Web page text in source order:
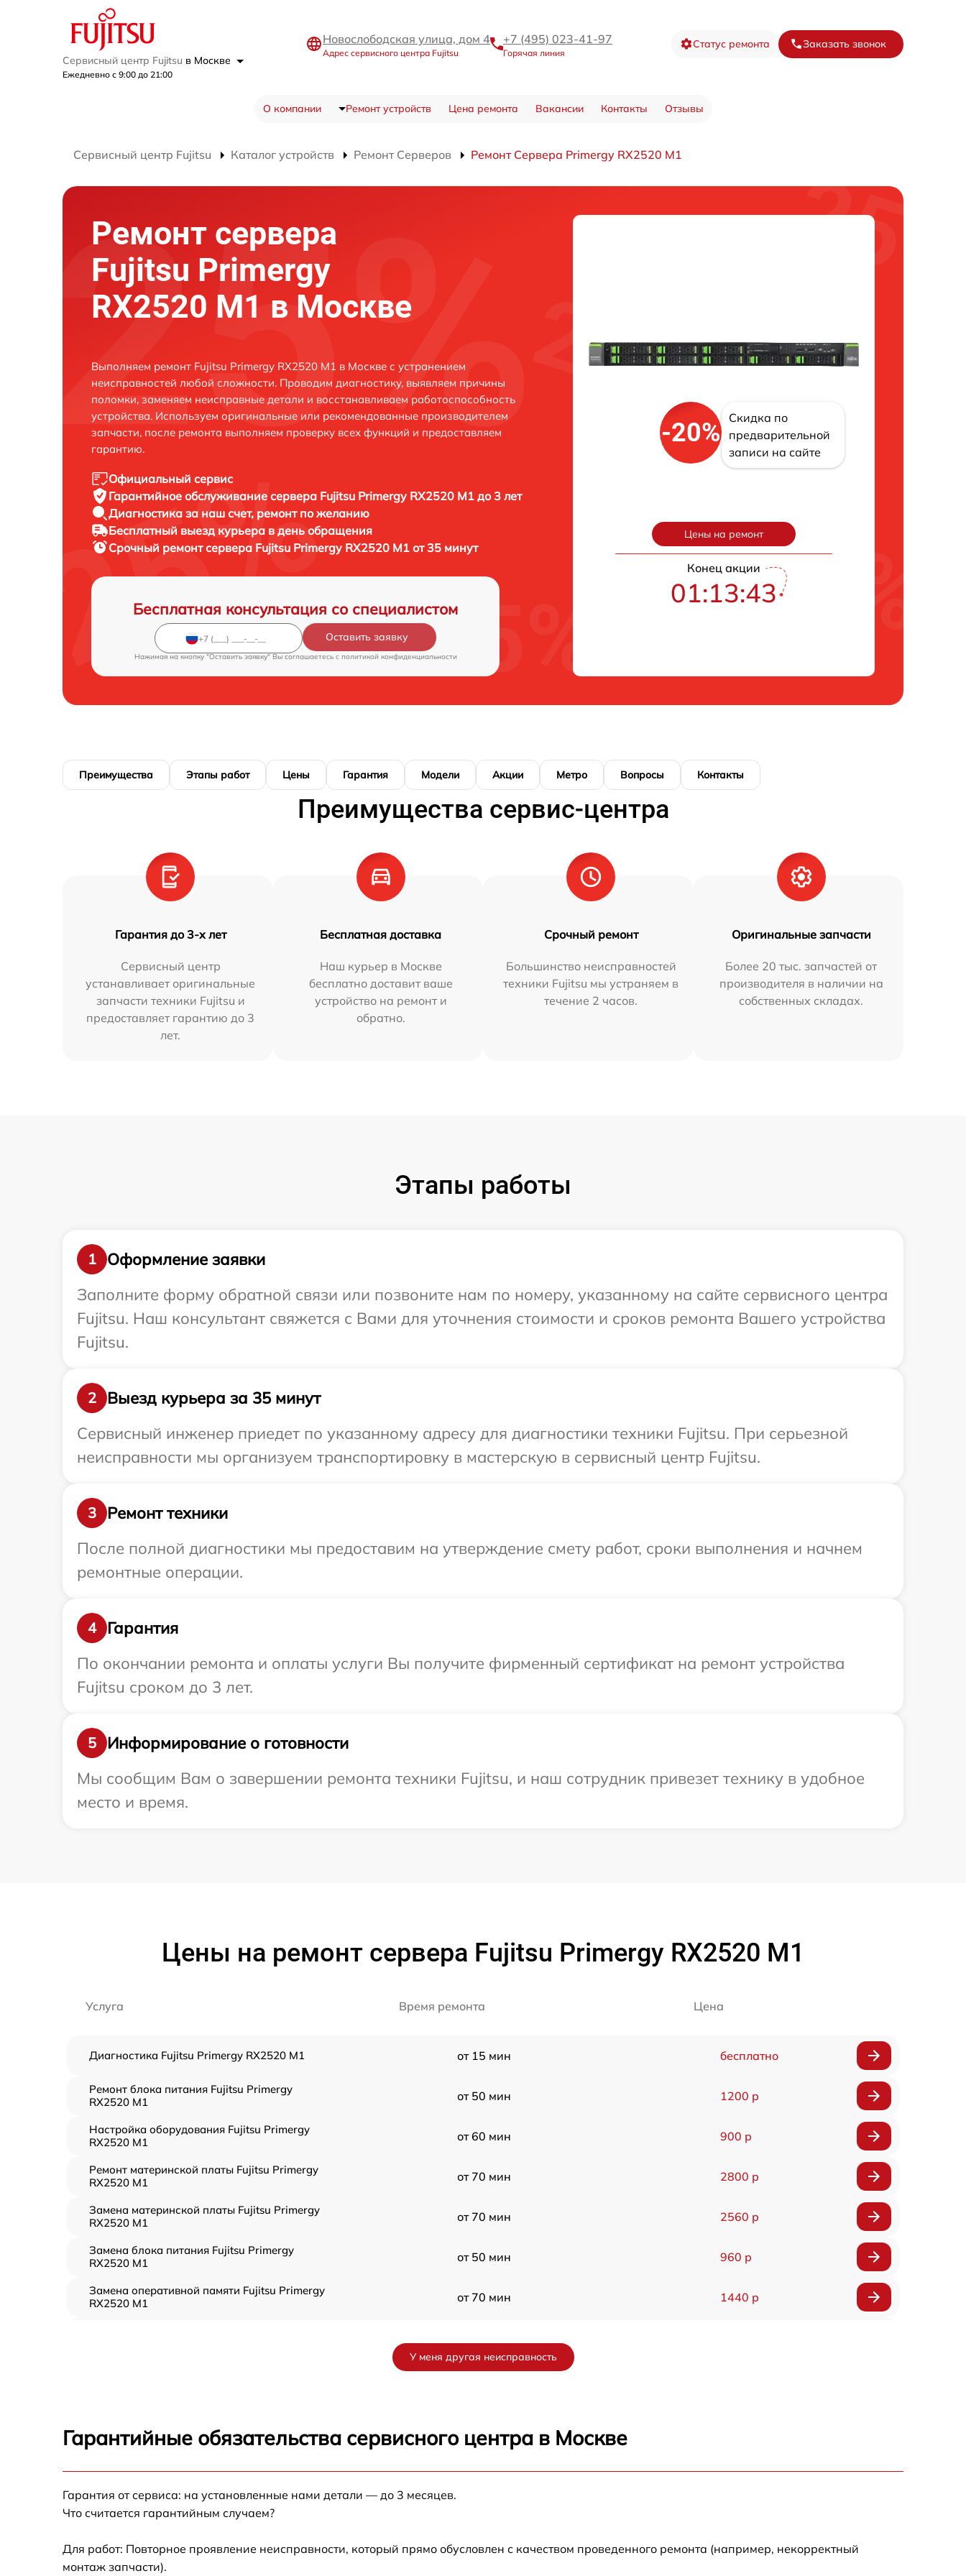
Сервисный центр Fujitsu в Москве
Ежедневно с 9:00 до 21:00
Новослободская улица, дом 4
Адрес сервисного центра Fujitsu
+7 (495) 023-41-97
Горячая линия
Статус ремонта Заказать звонок
О компании Ремонт устройств Цена ремонта Вакансии Контакты Отзывы
Сервисный центр Fujitsu Каталог устройств Ремонт Серверов Ремонт Сервера Primergy RX2520 M1
Ремонт сервера
Fujitsu Primergy
RX2520 M1 в Москве
Выполняем ремонт Fujitsu Primergy RX2520 M1 в Москве с устранением
неисправностей любой сложности. Проводим диагностику, выявляем причины
поломки, заменяем неисправные детали и восстанавливаем работоспособность
устройства. Используем оригинальные или рекомендованные производителем
запчасти, после ремонта выполняем проверку всех функций и предоставляем
гарантию.
Официальный сервис
Гарантийное обслуживание сервера Fujitsu Primergy RX2520 M1 до 3 лет
Диагностика за наш счет, ремонт по желанию
Бесплатный выезд курьера в день обращения
Срочный ремонтсервера Fujitsu Primergy RX2520 M1 от 35 минут
Бесплатная консультация со специалистом
Оставить заявку
Нажимая на кнопку "Оставить заявку" Вы соглашаетесь c политикой конфиденциальности
-20%
Скидка по
предварительной
записи на сайте
Цены на ремонт
Конец акции
01:13:42
Преимущества Этапы работ Цены Гарантия Модели Акции Метро Вопросы Контакты
Преимущества сервис-центра
Гарантия до 3-х лет
Сервисный центр
устанавливает оригинальные
запчасти техники Fujitsu и
предоставляет гарантию до 3
лет.
Бесплатная доставка
Наш курьер в Москве
бесплатно доставит ваше
устройство на ремонт и
обратно.
Срочный ремонт
Большинство неисправностей
техники Fujitsu мы устраняем в
течение 2 часов.
Оригинальные запчасти
Более 20 тыс. запчастей от
производителя в наличии на
собственных складах.
Этапы работы
1
Оформление заявки
Заполните форму обратной связи или позвоните нам по номеру, указанному на сайте сервисного центра
Fujitsu. Наш консультант свяжется с Вами для уточнения стоимости и сроков ремонта Вашего устройства
Fujitsu.
2
Выезд курьера за 35 минут
Сервисный инженер приедет по указанному адресу для диагностики техники Fujitsu. При серьезной
неисправности мы организуем транспортировку в мастерскую в сервисный центр Fujitsu.
3
Ремонт техники
После полной диагностики мы предоставим на утверждение смету работ, сроки выполнения и начнем
ремонтные операции.
4
Гарантия
По окончании ремонта и оплаты услуги Вы получите фирменный сертификат на ремонт устройства
Fujitsu сроком до 3 лет.
5
Информирование о готовности
Мы сообщим Вам о завершении ремонта техники Fujitsu, и наш сотрудник привезет технику в удобное
место и время.
Цены на ремонт сервера Fujitsu Primergy RX2520 M1
Услуга Время ремонта Цена
Диагностика Fujitsu Primergy RX2520 M1 от 15 мин бесплатно
Ремонт блока питания Fujitsu Primergy
RX2520 M1
от 50 мин 1200 р
Настройка оборудования Fujitsu Primergy
RX2520 M1
от 60 мин 900 р
Ремонт материнской платы Fujitsu Primergy
RX2520 M1
от 70 мин 2800 р
Замена материнской платы Fujitsu Primergy
RX2520 M1
от 70 мин 2560 р
Замена блока питания Fujitsu Primergy
RX2520 M1
от 50 мин 960 р
Замена оперативной памяти Fujitsu Primergy
RX2520 M1
от 70 мин 1440 р
Ремонт СХД Fujitsu Primergy RX2520 M1
Primergy RX2520 M1
Ремонт ленточного накопителя Fujitsu
У меня другая неисправность
Гарантийные обязательства сервисного центра в Москве
Гарантия от сервиса: на установленные нами детали — до 3 месяцев.
Что считается гарантийным случаем?
Для работ: Повторное проявление неисправности, который прямо обусловлен с качеством проведенного ремонта (например, некорректный
монтаж запчасти).